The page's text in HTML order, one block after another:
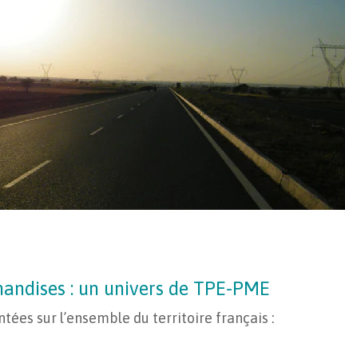
: un univers de TPE-PME
sur l’ensemble du territoire français :